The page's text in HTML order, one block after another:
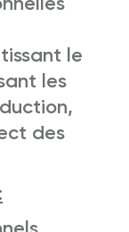
le
les
des